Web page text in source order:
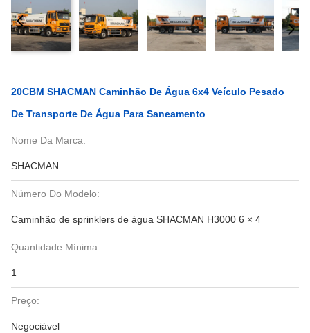
20CBM SHACMAN Caminhão De Água 6x4 Veículo Pesado
De Transporte De Água Para Saneamento
Nome Da Marca:
SHACMAN
Número Do Modelo:
Caminhão de sprinklers de água SHACMAN H3000 6 × 4
Quantidade Mínima:
1
Preço:
Negociável